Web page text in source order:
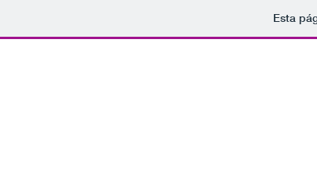
Esta